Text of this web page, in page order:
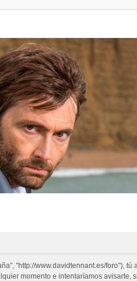
"http://www.davidtennant.es/foro"),
momento e intentaríamos